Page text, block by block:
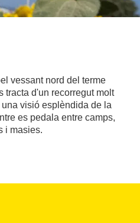
vessant nord del terme
tracta d'un recorregut molt
visió esplèndida de la
es pedala entre camps,
i masies.